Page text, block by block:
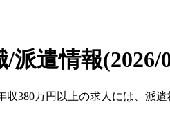
/派遣情報(2026/
380万円以上の求人には、派